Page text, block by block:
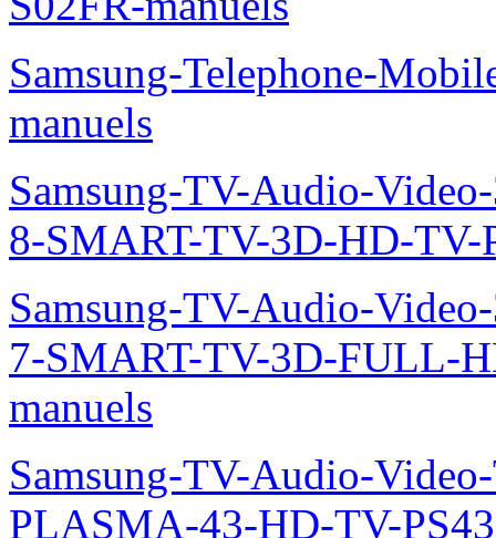
Samsung-Telephone-
manuels
Samsung-TV-Audio-
8-SMART-TV-3D-HD-TV-
Samsung-TV-Audio-
7-SMART-TV-3D-FULL-
manuels
Samsung-TV-Audio-
PLASMA-43-HD-TV-